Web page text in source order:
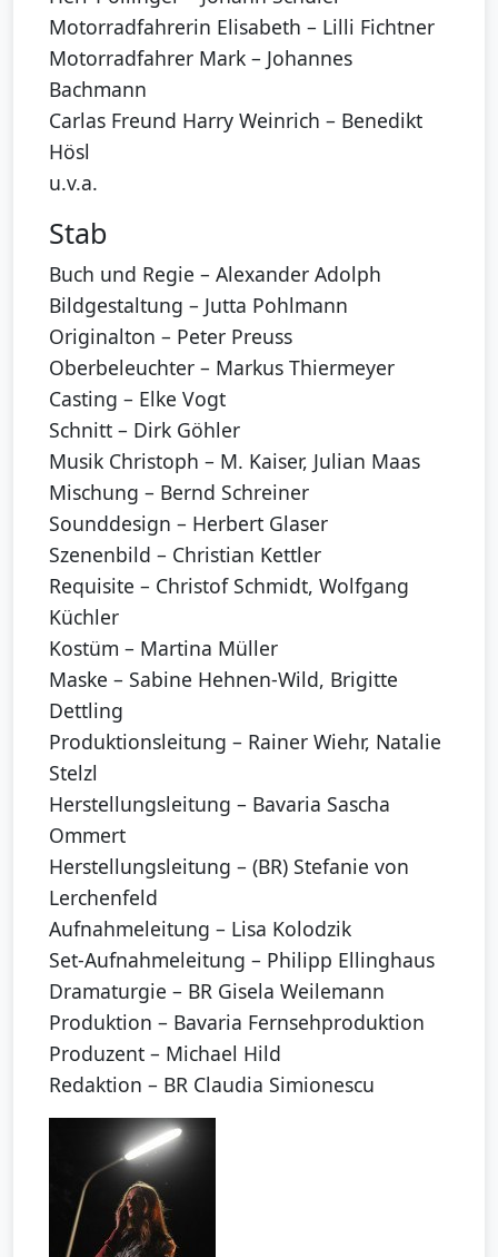
Motorradfahrerin Elisabeth – Lilli Fichtner
Motorradfahrer Mark – Johannes
Bachmann
Carlas Freund Harry Weinrich – Benedikt
Hösl
u.v.a.
Stab
Buch und Regie – Alexander Adolph
Bildgestaltung – Jutta Pohlmann
Originalton – Peter Preuss
Oberbeleuchter – Markus Thiermeyer
Casting – Elke Vogt
Schnitt – Dirk Göhler
Musik Christoph – M. Kaiser, Julian Maas
Mischung – Bernd Schreiner
Sounddesign – Herbert Glaser
Szenenbild – Christian Kettler
Requisite – Christof Schmidt, Wolfgang
Küchler
Kostüm – Martina Müller
Maske – Sabine Hehnen-Wild, Brigitte
Dettling
Produktionsleitung – Rainer Wiehr, Natalie
Stelzl
Herstellungsleitung – Bavaria Sascha
Ommert
Herstellungsleitung – (BR) Stefanie von
Lerchenfeld
Aufnahmeleitung – Lisa Kolodzik
Set-Aufnahmeleitung – Philipp Ellinghaus
Dramaturgie – BR Gisela Weilemann
Produktion – Bavaria Fernsehproduktion
Produzent – Michael Hild
Redaktion – BR Claudia Simionescu